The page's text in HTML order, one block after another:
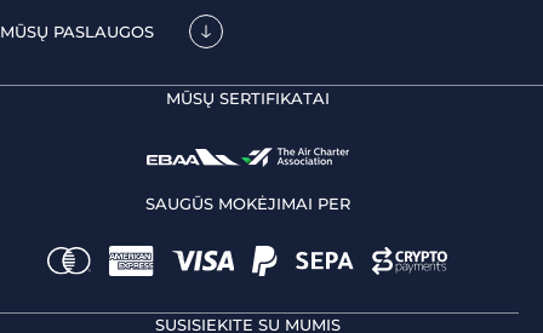
MŪSŲ PASLAUGOS
MŪSŲ SERTIFIKATAI
SAUGŪS MOKĖJIMAI PER
SUSISIEKITE SU MUMIS